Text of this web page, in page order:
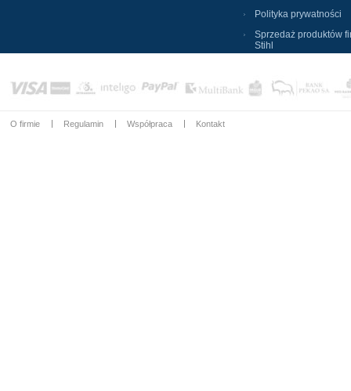
Polityka prywatności
Sprzedaż produktów
Stihl
O firmie Regulamin Współpraca Kontakt